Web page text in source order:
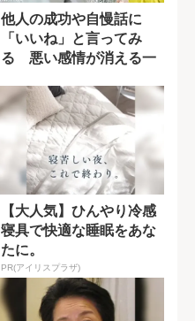
他人の成功や自慢話に
「いいね」と言ってみ
る 悪い感情が消える一
【大人気】ひんやり冷感
寝具で快適な睡眠をあな
たに。
PR(アイリスプラザ)